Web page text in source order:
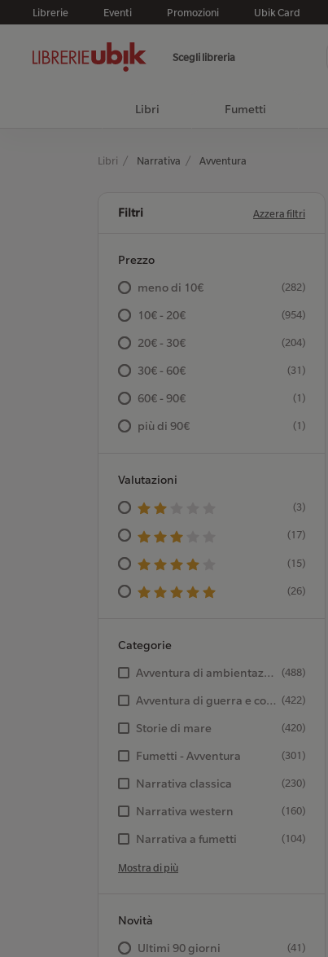
Librerie Eventi Promozioni Ubik Card
Scegli libreria
Libri Fumetti
Libri Narrativa Avventura
Filtri Azzera filtri
Prezzo
meno di 10€
(282)
10€ - 20€ (954)
20€ - 30€ (204)
30€ - 60€ (31)
60€ - 90€ (1)
più di 90€ (1)
Valutazioni
(3)
(17)
(15)
(26)
Categorie
Avventura di ambientazione storica
(488)
Avventura di guerra e combattimento (422)
Storie di mare (420)
Fumetti - Avventura (301)
Narrativa classica (230)
Narrativa western (160)
Narrativa a fumetti (104)
Mostra di più
Novità
Ultimi 90 giorni
(41)